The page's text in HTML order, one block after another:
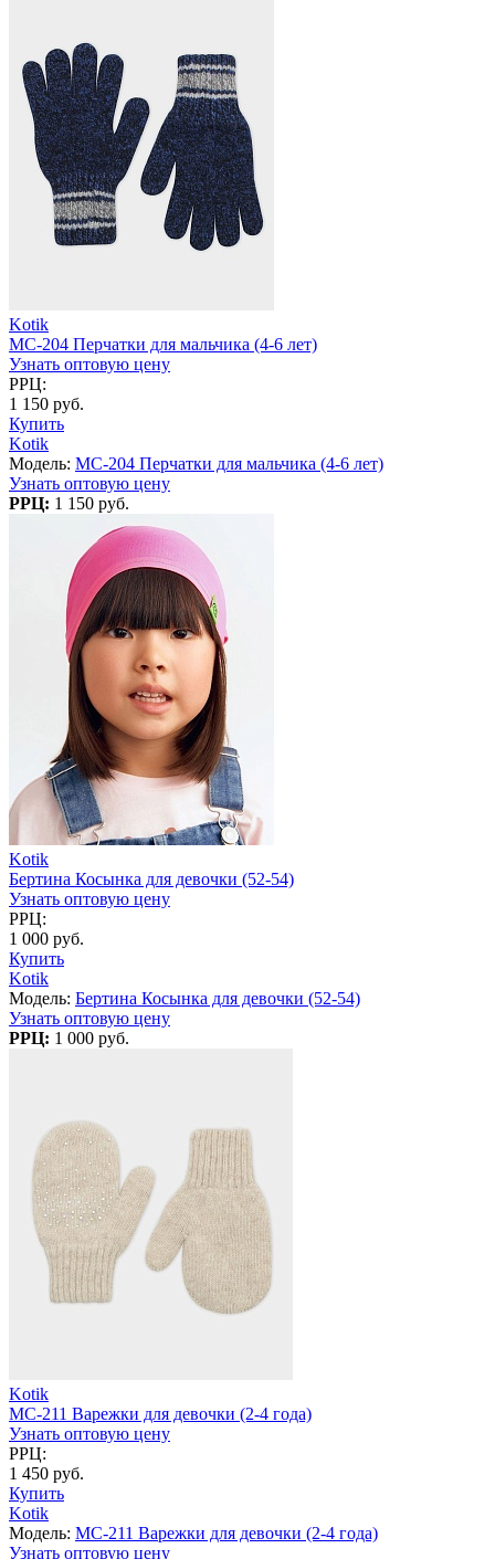
Kotik
MC-204 Перчатки для мальчика (4-6 лет)
Узнать оптовую цену
РРЦ:
1 150 руб.
Купить
Kotik
Модель: MC-204 Перчатки для мальчика (4-6 лет)
Узнать оптовую цену
РРЦ: 1 150 руб.
Kotik
Бертина Косынка для девочки (52-54)
Узнать оптовую цену
РРЦ:
1 000 руб.
Купить
Kotik
Модель: Бертина Косынка для девочки (52-54)
Узнать оптовую цену
РРЦ: 1 000 руб.
Kotik
MC-211 Варежки для девочки (2-4 года)
Узнать оптовую цену
РРЦ:
1 450 руб.
Купить
Kotik
Модель: MC-211 Варежки для девочки (2-4 года)
Узнать оптовую цену